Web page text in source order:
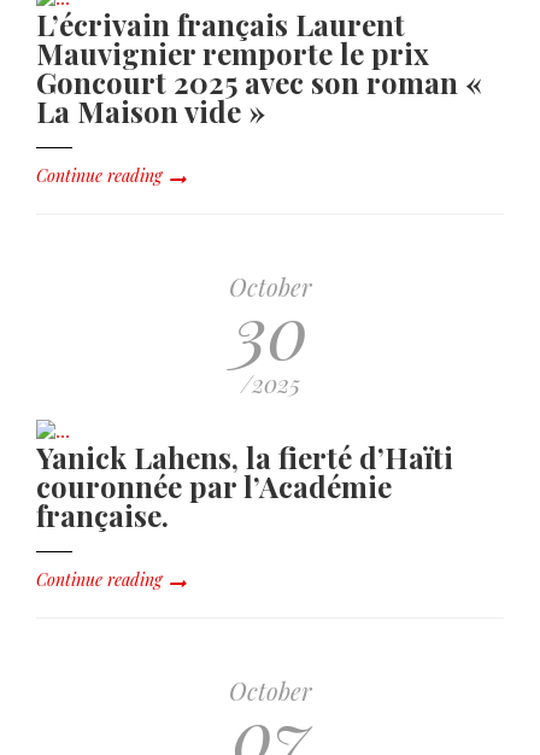
L’écrivain français Laurent
Mauvignier remporte le prix
Goncourt 2025 avec son roman «
La Maison vide »
Continue reading
October
30
/2025
Yanick Lahens, la fierté d’Haïti
couronnée par l’Académie
française.
Continue reading
October
07